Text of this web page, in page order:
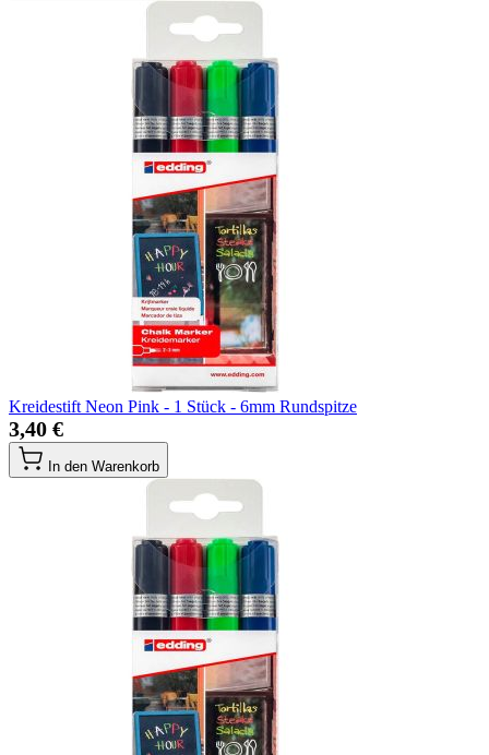
Kreidestift Neon Pink - 1 Stück - 6mm Rundspitze
3,40 €
In den Warenkorb